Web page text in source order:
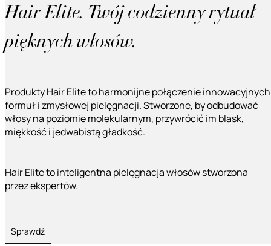
Hair Elite. Twój codzienny rytuał
pięknych włosów.
Produkty Hair Elite to harmonijne połączenie innowacyjnych
formuł i zmysłowej pielęgnacji. Stworzone, by odbudować
włosy na poziomie molekularnym, przywrócić im blask,
miękkość i jedwabistą gładkość.
Hair Elite to inteligentna pielęgnacja włosów stworzona
przez ekspertów.
Sprawdź